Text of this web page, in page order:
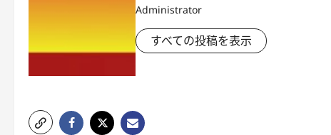
Administrator
すべての投稿を表示